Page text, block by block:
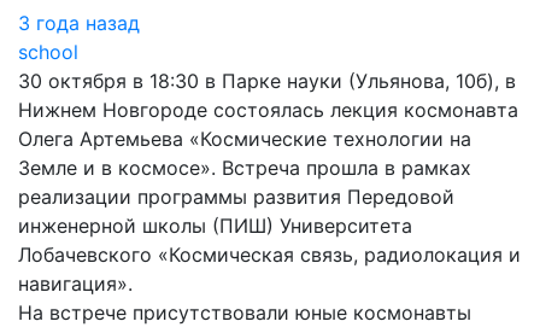
3 года назад
school
30 октября в 18:30 в Парке науки (Ульянова, 10б), в
Нижнем Новгороде состоялась лекция космонавта
Олега Артемьева «Космические технологии на
Земле и в космосе». Встреча прошла в рамках
реализации программы развития Передовой
инженерной школы (ПИШ) Университета
Лобачевского «Космическая связь, радиолокация и
навигация».
На встрече присутствовали юные космонавты